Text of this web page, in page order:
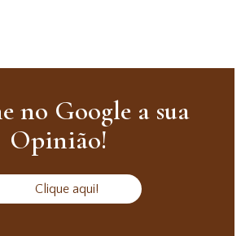
no Google a sua
Opinião!
Clique aqui!